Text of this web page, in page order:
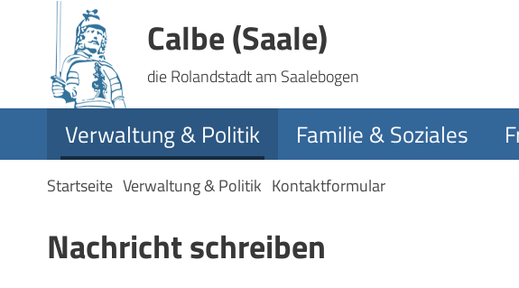
Calbe (Saale)
die Rolandstadt am Saalebogen
Verwaltung & Politik Familie & Soziales
Startseite Verwaltung & Politik Kontaktformular
Nachricht schreiben